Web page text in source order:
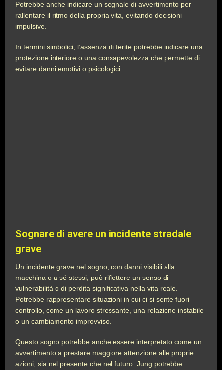
Potrebbe anche indicare un segnale di avvertimento per
rallentare il ritmo della propria vita, evitando decisioni
impulsive.
In termini simbolici, l’assenza di ferite potrebbe indicare una
protezione interiore o una consapevolezza che permette di
evitare danni emotivi o psicologici.
Sognare di avere un incidente stradale
grave
Un incidente grave nel sogno, con danni visibili alla
macchina o a sé stessi, può riflettere un senso di
vulnerabilità o di perdita significativa nella vita reale.
Potrebbe rappresentare situazioni in cui ci si sente fuori
controllo, come un lavoro stressante, una relazione instabile
o un cambiamento improvviso.
Questo sogno potrebbe anche essere interpretato come un
avvertimento a prestare maggiore attenzione alle proprie
azioni, sia nel presente che nel futuro. Jung potrebbe